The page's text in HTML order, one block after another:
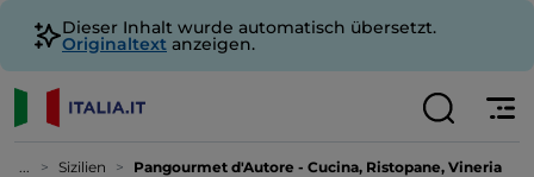
Dieser Inhalt wurde automatisch übersetzt.
Originaltext anzeigen.
... Sizilien Pangourmet d'Autore - Cucina, Ristopane, Vineria